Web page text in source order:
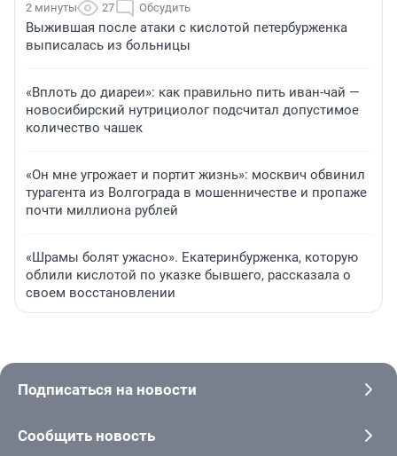
2 минуты 27 Обсудить
Выжившая после атаки с кислотой петербурженка
выписалась из больницы
«Вплоть до диареи»: как правильно пить иван-чай —
новосибирский нутрициолог подсчитал допустимое
количество чашек
«Он мне угрожает и портит жизнь»: москвич обвинил
турагента из Волгограда в мошенничестве и пропаже
почти миллиона рублей
«Шрамы болят ужасно». Екатеринбурженка, которую
облили кислотой по указке бывшего, рассказала о
своем восстановлении
Подписаться на новости
Сообщить новость